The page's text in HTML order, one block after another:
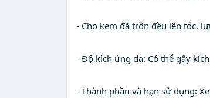
- Cho kem đã trộn đều lên tóc,
- Độ kích ứng da: Có thể gây
- Thành phần và hạn sử dụng: